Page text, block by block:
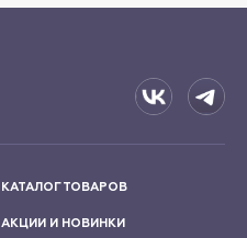
КАТАЛОГ ТОВАРОВ
АКЦИИ И НОВИНКИ